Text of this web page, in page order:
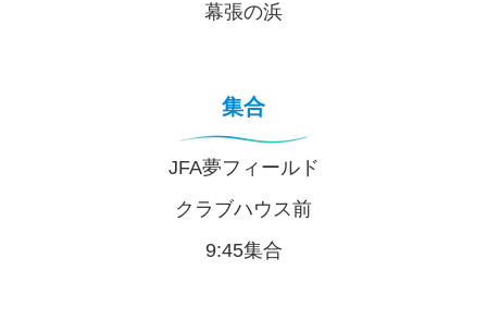
幕張の浜
集合
JFA夢フィールド
クラブハウス前
9:45集合